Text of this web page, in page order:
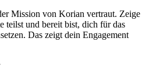
Mission von Korian vertraut. Zeige
teilst und bereit bist, dich für das
Das zeigt dein Engagement